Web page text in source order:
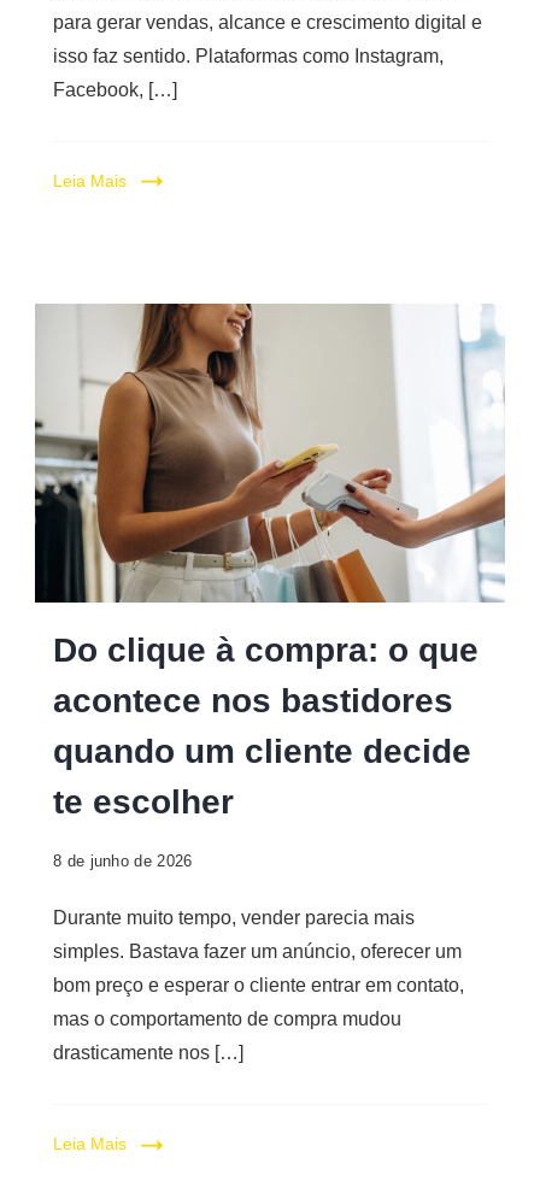
para gerar vendas, alcance e crescimento digital e
isso faz sentido. Plataformas como Instagram,
Facebook, […]
Leia Mais
Do clique à compra: o que
acontece nos bastidores
quando um cliente decide
te escolher
8 de junho de 2026
Durante muito tempo, vender parecia mais
simples. Bastava fazer um anúncio, oferecer um
bom preço e esperar o cliente entrar em contato,
mas o comportamento de compra mudou
drasticamente nos […]
Leia Mais